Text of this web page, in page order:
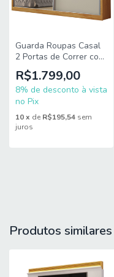
dificuldades
análise e cotação do
assim futuros
Guarda Roupas Casal
2 Portas de Correr com
Espelho 4 Gavetas Flex
100% MDF Austria
R$1.799,00
8% de desconto à vista
no Pix
10x de R$195,54 sem
juros
Produtos similares